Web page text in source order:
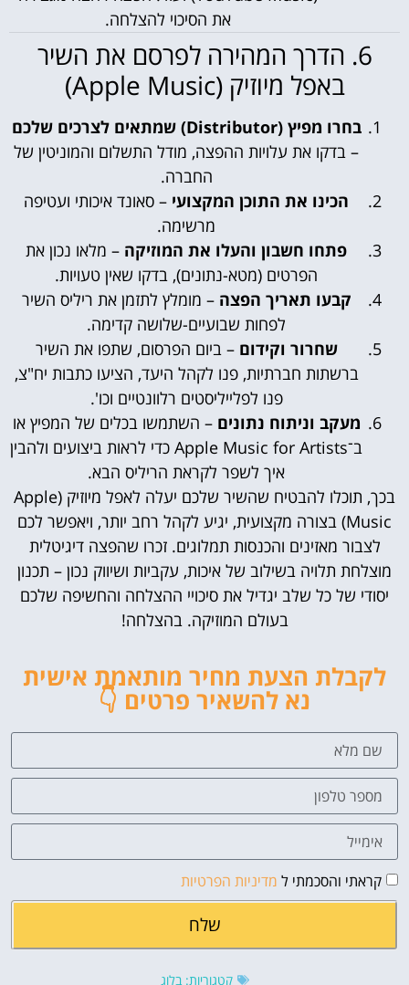
את הסיכוי להצלחה.
6. הדרך המהירה לפרסם את השיר
באפל מיוזיק (Apple Music)
בחרו מפיץ (Distributor) שמתאים לצרכים שלכם
– בדקו את עלויות ההפצה, מודל התשלום והמוניטין של
החברה.
הכינו את התוכן המקצועי – סאונד איכותי ועטיפה
מרשימה.
פתחו חשבון והעלו את המוזיקה – מלאו נכון את
הפרטים (מטא-נתונים), בדקו שאין טעויות.
קבעו תאריך הפצה – מומלץ לתזמן את ריליס השיר
לפחות שבועיים-שלושה קדימה.
שחרור וקידום – ביום הפרסום, שתפו את השיר
ברשתות חברתיות, פנו לקהל היעד, הציעו כתבות יח"צ,
פנו לפלייליסטים רלוונטיים וכו'.
מעקב וניתוח נתונים – השתמשו בכלים של המפיץ או
ב־Apple Music for Artists כדי לראות ביצועים ולהבין
איך לשפר לקראת הריליס הבא.
בכך, תוכלו להבטיח שהשיר שלכם יעלה לאפל מיוזיק (Apple
Music) בצורה מקצועית, יגיע לקהל רחב יותר, ויאפשר לכם
לצבור מאזינים והכנסות תמלוגים. זכרו שהפצה דיגיטלית
מוצלחת תלויה בשילוב של איכות, עקביות ושיווק נכון – תכנון
יסודי של כל שלב יגדיל את סיכויי ההצלחה והחשיפה שלכם
בעולם המוזיקה. בהצלחה!
לקבלת הצעת מחיר מותאמת אישית
נא להשאיר פרטים 👇
קראתי והסכמתי ל מדיניות הפרטיות
שלח
קטגוריות: בלוג